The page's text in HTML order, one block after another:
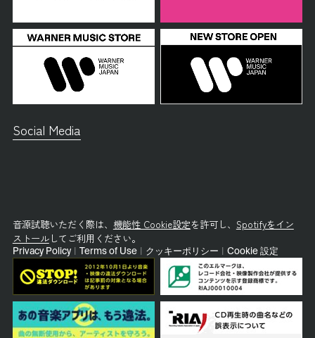
Social Media
音源試聴いただく際は、 機能性 Cookie設定を許可し、 Spotifyをイン
ストールしてご利用ください。
Privacy Policy Terms of Use クッキーポリシー Cookie 設定